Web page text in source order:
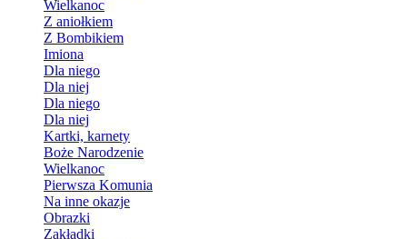
Wielkanoc
Z aniołkiem
Z Bombikiem
Imiona
Dla niego
Dla niej
Dla niego
Dla niej
Kartki, karnety
Boże Narodzenie
Wielkanoc
Pierwsza Komunia
Na inne okazje
Obrazki
Zakładki